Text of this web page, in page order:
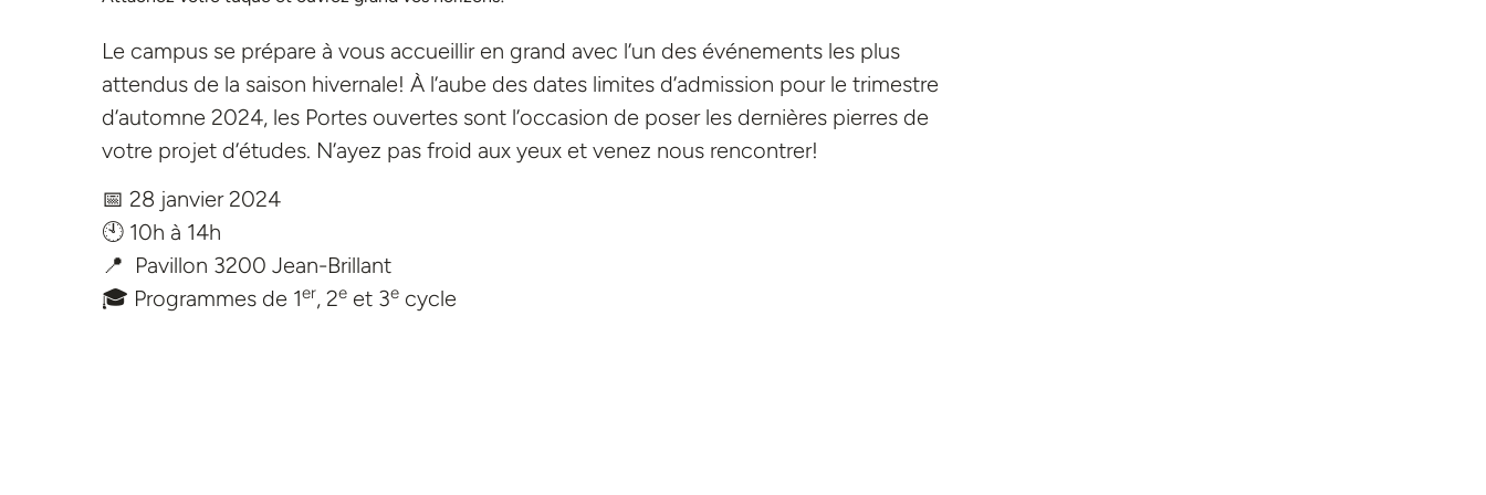
Le campus se prépare à vous accueillir en grand avec l’un des événements les plus
attendus de la saison hivernale! À l’aube des dates limites d’admission pour le trimestre
d’automne 2024, les Portes ouvertes sont l’occasion de poser les dernières pierres de
votre projet d’études. N’ayez pas froid aux yeux et venez nous rencontrer!
📅 28 janvier 2024
🕙 10h à 14h
📍 Pavillon 3200 Jean-Brillant
🎓 Programmes de 1er, 2e et 3e cycle